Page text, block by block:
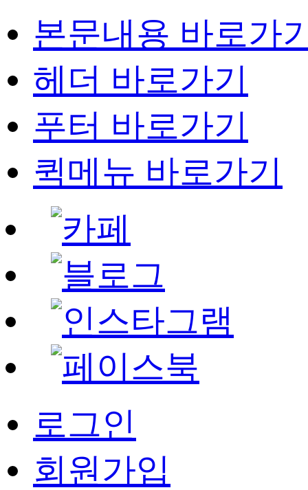
본문내용 바로가
헤더 바로가기
푸터 바로가기
퀵메뉴 바로가기
로그인
회원가입